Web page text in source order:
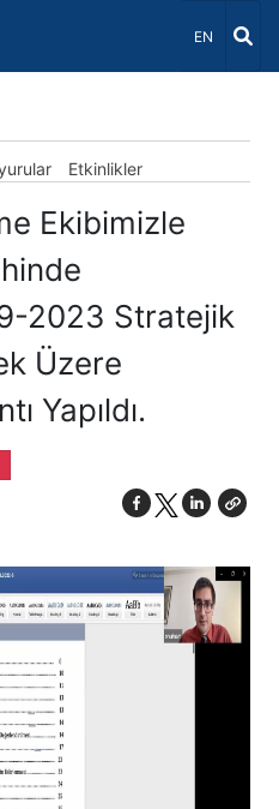
Dil Seçiniz
EN
Etkinlikler
Ekibimizle
2023 Stratejik
Üzere
Yapıldı.